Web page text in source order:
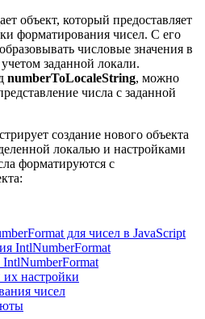
объект, который предоставляет
форматирования чисел. С его
числовые значения в
заданной локали.
numberToLocaleString, можно
числа с заданной
создание нового объекта
локалью и настройками
форматируются с
для чисел в JavaScript
IntlNumberFormat
IntlNumberFormat
настройки
чисел